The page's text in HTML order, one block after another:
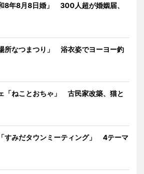
8年8月8日婚」 300人超が婚姻届、
所なつまつり」 浴衣姿でヨーヨー釣
「ねことおちゃ」 古民家改築、猫と
すみだタウンミーティング」 4テーマ